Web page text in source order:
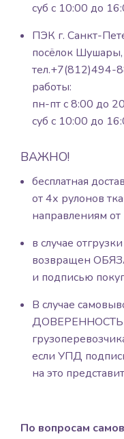
суб с 10:00 до
ПЭК г. Санкт-
посёлок
тел.+7(812)494-
работы:
пн-пт с 8:00 до
суб с 10:00 до
ВАЖНО!
бесплатная
от 4х рулонов
направлениям от
в случае
возвращен
и подписью
В случае
ДОВЕРЕННОСТЬ
если УПД
на это
По вопросам